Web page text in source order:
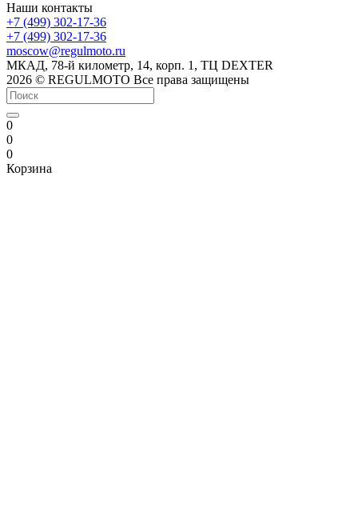
Наши контакты
+7 (499) 302-17-36
+7 (499) 302-17-36
moscow@regulmoto.ru
МКАД, 78-й километр, 14, корп. 1, ТЦ DEXTER
2026 © REGULMOTO Все права защищены
0
0
0
Корзина